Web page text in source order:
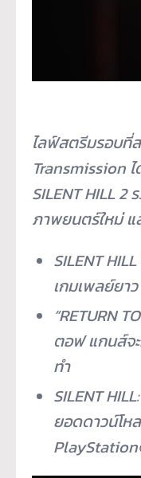
ไลฟ์สตรีมรอบที่
Transmission
SILENT HILL 2
ภาพยนตร์ใหม่ แ
SILENT
เกมเพลย์ยาว
“RETURN
ตอฟ แกนส์จ
ทำ
SILENT
ยอดดาวน์โห